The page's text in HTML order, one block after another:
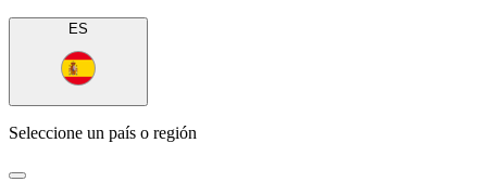
ES
Seleccione un país o región